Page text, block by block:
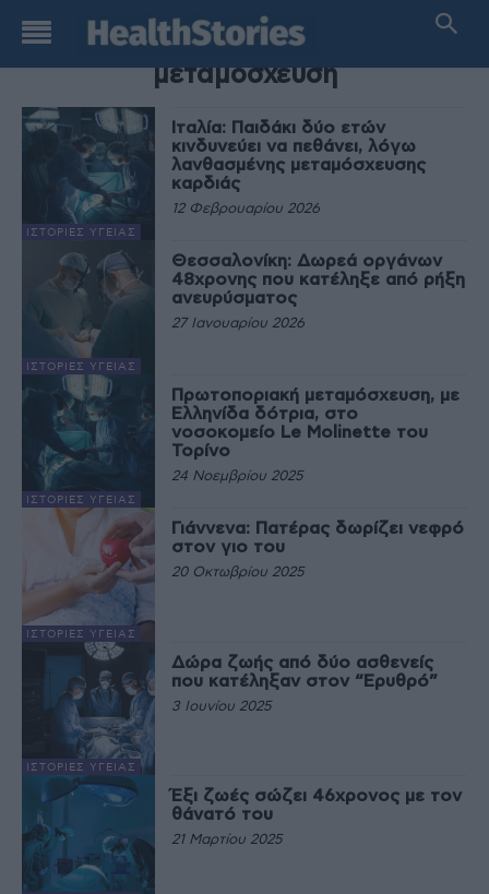
TAG
μεταμόσχευση
ΙΣΤΟΡΊΕΣ ΥΓΕΊΑΣ
Ιταλία: Παιδάκι δύο ετών
κινδυνεύει να πεθάνει, λόγω
λανθασμένης μεταμόσχευσης
καρδιάς
12 Φεβρουαρίου 2026
ΙΣΤΟΡΊΕΣ ΥΓΕΊΑΣ
Θεσσαλονίκη: Δωρεά οργάνων
48χρονης που κατέληξε από ρήξη
ανευρύσματος
27 Ιανουαρίου 2026
ΙΣΤΟΡΊΕΣ ΥΓΕΊΑΣ
Πρωτοποριακή μεταμόσχευση, με
Ελληνίδα δότρια, στο
νοσοκομείο Le Molinette του
Τορίνο
24 Νοεμβρίου 2025
ΙΣΤΟΡΊΕΣ ΥΓΕΊΑΣ
Γιάννενα: Πατέρας δωρίζει νεφρό
στον γιο του
20 Οκτωβρίου 2025
ΙΣΤΟΡΊΕΣ ΥΓΕΊΑΣ
Δώρα ζωής από δύο ασθενείς
που κατέληξαν στον “Ερυθρό”
3 Ιουνίου 2025
Έξι ζωές σώζει 46χρονος με τον
θάνατό του
21 Μαρτίου 2025